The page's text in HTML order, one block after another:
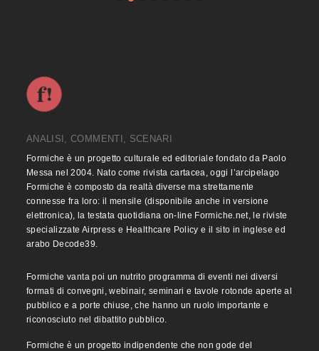
ANALISI, COMMENTI, SCENARI
Formiche è un progetto culturale ed editoriale fondato da Paolo
Messa nel 2004. Nato come rivista cartacea, oggi l’arcipelago
Formiche è composto da realtà diverse ma strettamente
connesse fra loro: il mensile (disponibile anche in versione
elettronica), la testata quotidiana on-line Formiche.net, le riviste
specializzate Airpress e Healthcare Policy e il sito in inglese ed
arabo Decode39.
Formiche vanta poi un nutrito programma di eventi nei diversi
formati di convegni, webinair, seminari e tavole rotonde aperte al
pubblico e a porte chiuse, che hanno un ruolo importante e
riconosciuto nel dibattito pubblico.
Formiche è un progetto indipendente che non gode del